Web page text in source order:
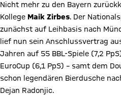
Nicht mehr zu den Bayern
Kollege Maik Zirbes. Der
zunächst auf Leihbasis nach
lief nun sein Anschlussvertrag
Jahren auf 55 BBL-Spiele (7,2
EuroCup (6,1 PpS) – samt dem
schon legendären Bierdusche
Dejan Radonjic.